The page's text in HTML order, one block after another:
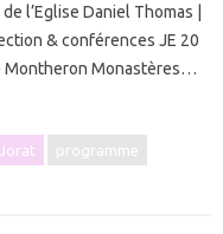
l’Eglise Daniel Thomas |
& conférences JE 20
Montheron Monastères…
programme